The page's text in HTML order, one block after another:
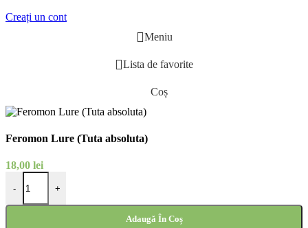
Creați un cont
Meniu
Lista de favorite
Coș
Feromon Lure (Tuta absoluta)
18,00 lei
-
Cantitate Feromon Lure (Tuta absoluta)
+
Adaugă În Coș